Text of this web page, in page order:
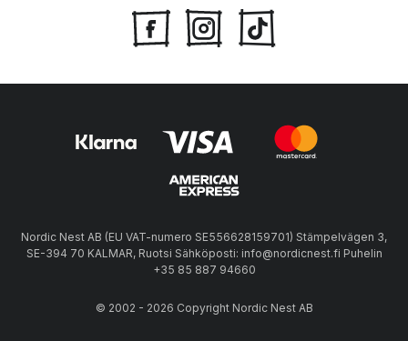
Nordic Nest AB (EU VAT-numero SE556628159701) Stämpelvägen 3,
SE-394 70 KALMAR, Ruotsi Sähköposti: info@nordicnest.fi Puhelin
+35 85 887 94660
© 2002 - 2026 Copyright Nordic Nest AB